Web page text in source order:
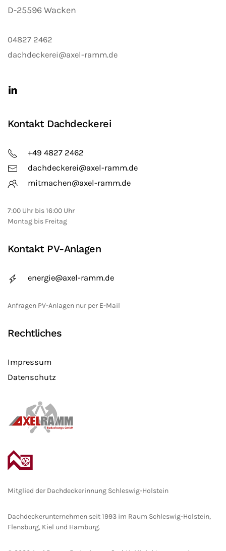
D-25596 Wacken
04827 2462
dachdeckerei@axel-ramm.de
Kontakt Dachdeckerei
+49 4827 2462
dachdeckerei@axel-ramm.de
mitmachen@axel-ramm.de
7:00 Uhr bis 16:00 Uhr
Montag bis Freitag
Kontakt PV-Anlagen
energie@axel-ramm.de
Anfragen PV-Anlagen nur per E-Mail
Rechtliches
Impressum
Datenschutz
Mitglied der Dachdeckerinnung Schleswig-Holstein
Dachdeckerunternehmen seit 1993 im Raum Schleswig-Holstein,
Flensburg, Kiel und Hamburg.